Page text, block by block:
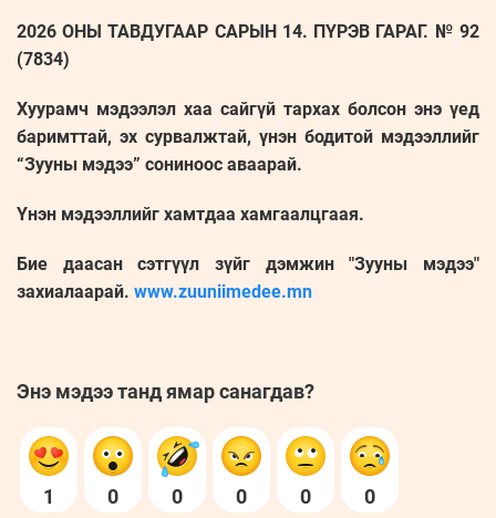
2026 ОНЫ ТАВДУГААР САРЫН 14. ПҮРЭВ ГАРАГ. № 92
(7834)
Хуурамч мэдээлэл хаа сайгүй тархах болсон энэ үед
баримттай, эх сурвалжтай, үнэн бодитой мэдээллийг
“Зууны мэдээ” сониноос аваарай.
Үнэн мэдээллийг хамтдаа хамгаалцгаая.
Бие даасан сэтгүүл зүйг дэмжин "Зууны мэдээ"
захиалаарай. www.zuuniimedee.mn
Энэ мэдээ танд ямар санагдав?
1 0 0 0 0 0